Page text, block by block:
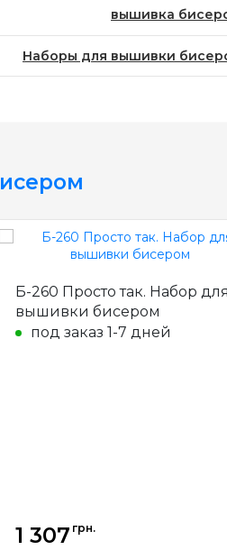
вышивка
Наборы для вышивки
Б-260 Просто так. Набор для
вышивки бисером
под заказ 1-7 дней
1 307 грн.